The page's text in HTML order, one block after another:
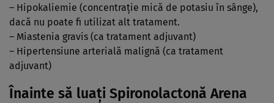
– Hipokaliemie (concentraţie mică de potasiu în sânge),
dacă nu poate fi utilizat alt tratament.
– Miastenia gravis (ca tratament adjuvant)
– Hipertensiune arterială malignă (ca tratament
adjuvant)
Înainte să luaţi Spironolactonă Arena